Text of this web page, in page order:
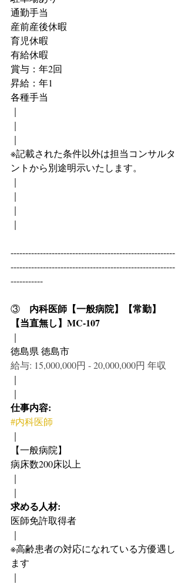
通勤手当
産前産後休暇
育児休暇
有給休暇
賞与：年2回
昇給：年1
各種手当
｜
｜
｜
※記載された条件以外は担当コンサルタ
ントから別途明示いたします。
｜
｜
｜
｜
--------------------------------------------------------
--------------------------------------------------------
-----------
③ 内科医師【一般病院】【常勤】
【当直無し】MC-107
｜
徳島県 徳島市
給与: 15,000,000円 - 20,000,000円 年収
｜
｜
仕事内容:
#内科医師
｜
【一般病院】
病床数200床以上
｜
｜
求める人材:
医師免許取得者
｜
※高齢患者の対応になれている方優遇し
ます
｜